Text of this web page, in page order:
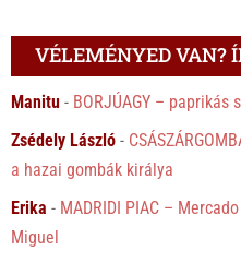
VÉLEMÉNYED VAN?
Manitu - BORJÚAGY – paprikás
Zsédely László -
a hazai gombák királya
Erika - MADRIDI PIAC –
Miguel